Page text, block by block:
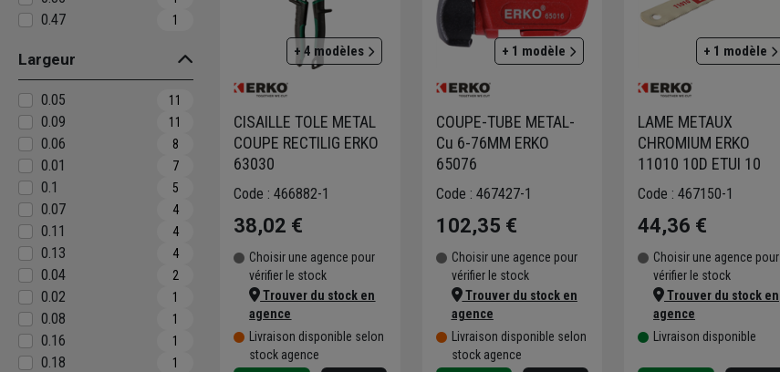
0.47 1
Largeur
0.05 11
0.09 11
0.06 8
0.01 7
0.1 5
0.07 4
0.11 4
0.13 4
0.04 2
0.02 1
0.08 1
0.16 1
0.18 1
+ 4 modèles
CISAILLE TOLE METAL
COUPE RECTILIG ERKO
63030
Code : 466882-1
38,02 €
Choisir une agence pour
vérifier le stock
Trouver du stock en
agence
Livraison disponible selon
stock agence
+ 1 modèle
COUPE-TUBE METAL-
Cu 6-76MM ERKO
65076
Code : 467427-1
102,35 €
Choisir une agence pour
vérifier le stock
Trouver du stock en
agence
Livraison disponible selon
stock agence
+ 1 modèle
LAME METAUX
CHROMIUM ERKO
11010 10D ETUI 10
Code : 467150-1
44,36 €
Choisir une agence pour
vérifier le stock
Trouver du stock en
agence
Livraison disponible